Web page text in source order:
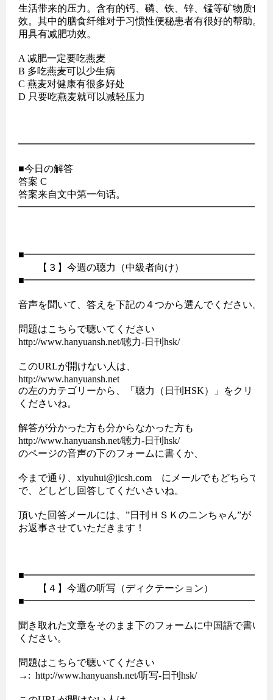
生活带来的压力。含有的钙、磷、铁、锌、锰等矿物质也
效。其中的膳食纤维对于习惯性便秘患者有很好的帮助。
用具有减肥功效。
A 减肥一定要吃燕麦
B 多吃燕麦可以少生病
C 燕麦对健康有很多好处
D 只要吃燕麦就可以减轻压力
■今日の解答
答案 C
答案来自文中第一句话。
━━━━━━━━━━━━━━━━━━━━━━━━━
【３】今週の聴力（中級者向け）
音声を聞いて、答えを下記の４つから選んでください。
問題はこちらで聴いてください
http://www.hanyuansh.net/聴力-日刊hsk/
このURLが開けない人は、
http://www.hanyuansh.net
の左のカテゴリーから、「聴力（日刊HSK）」をクリッ
くださいね。
解答が分かった方も分からなかった方も
http://www.hanyuansh.net/聴力-日刊hsk/
のページの音声の下のフォームに書くか、
今まで通り、xiyuhui@jicsh.com　にメールでもどちらでも
で、どしどし回答してくだいさいね。
頂いた回答メールには、”日刊ＨＳＫのニンちゃん”が
お返事させていただきます！
【４】今週の听写（ディクテーション）
聞き取れた文章をそのまま下のフォームに中国語で書い
ください。
問題はこちらで聴いてください
→:  http://www.hanyuansh.net/听写-日刊hsk/